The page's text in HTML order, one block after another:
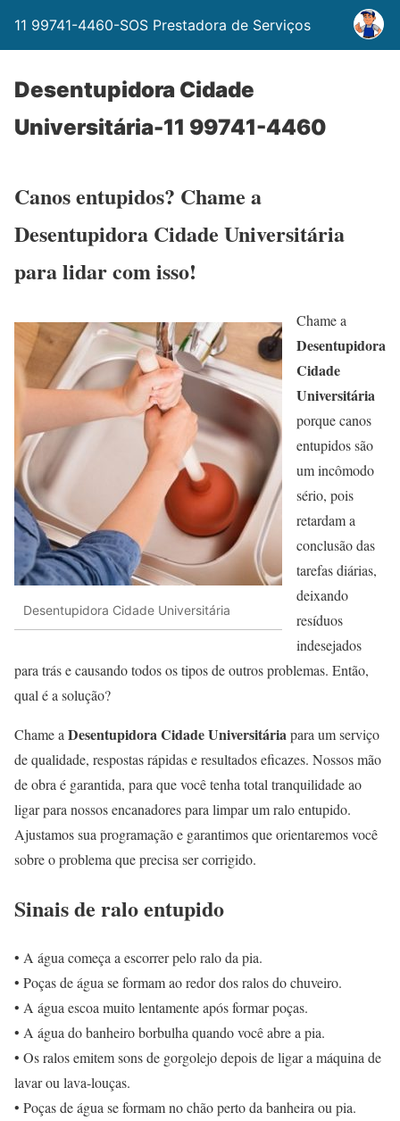
11 99741-4460-SOS Prestadora de Serviços
Desentupidora Cidade
Universitária-11 99741-4460
Canos entupidos? Chame a
Desentupidora Cidade Universitária
para lidar com isso!
Desentupidora Cidade Universitária
Chame a
Desentupidora
Cidade
Universitária
porque canos
entupidos são
um incômodo
sério, pois
retardam a
conclusão das
tarefas diárias,
deixando
resíduos
indesejados
para trás e causando todos os tipos de outros problemas. Então,
qual é a solução?
Chame a Desentupidora Cidade Universitáriapara um serviço
de qualidade, respostas rápidas e resultados eficazes. Nossos mão
de obra é garantida, para que você tenha total tranquilidade ao
ligar para nossos encanadores para limpar um ralo entupido.
Ajustamos sua programação e garantimos que orientaremos você
sobre o problema que precisa ser corrigido.
Sinais de ralo entupido
• A água começa a escorrer pelo ralo da pia.
• Poças de água se formam ao redor dos ralos do chuveiro.
• A água escoa muito lentamente após formar poças.
• A água do banheiro borbulha quando você abre a pia.
• Os ralos emitem sons de gorgolejo depois de ligar a máquina de
lavar ou lava-louças.
• Poças de água se formam no chão perto da banheira ou pia.